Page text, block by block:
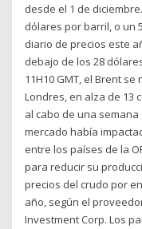
desde el 1 de
dólares por barril, o un
diario de precios este
debajo de los 28
11H10 GMT, el Brent
Londres, en alza de 13
al cabo de una
mercado había
entre los países de la
para reducir su
precios del crudo por
año, según el
Investment Corp. Los